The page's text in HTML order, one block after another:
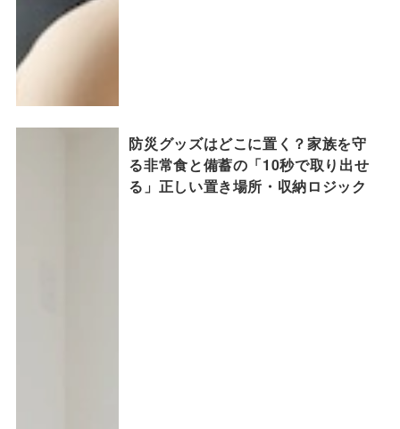
防災グッズはどこに置く？家族を守
る非常食と備蓄の「10秒で取り出せ
る」正しい置き場所・収納ロジック